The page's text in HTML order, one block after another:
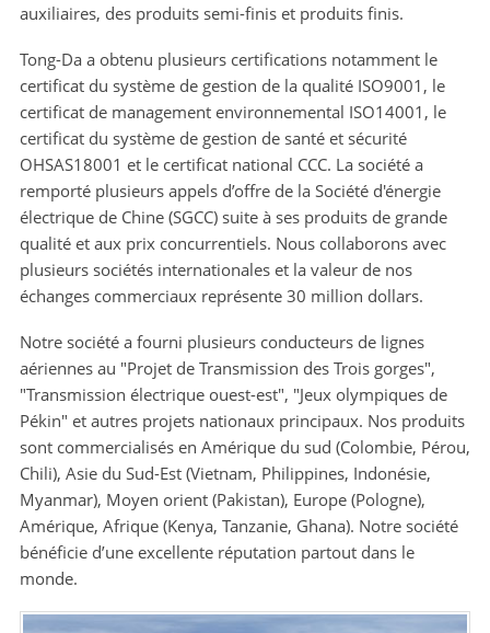
auxiliaires, des produits semi-finis et produits finis.
Tong-Da a obtenu plusieurs certifications notamment le
certificat du système de gestion de la qualité ISO9001, le
certificat de management environnemental ISO14001, le
certificat du système de gestion de santé et sécurité
OHSAS18001 et le certificat national CCC. La société a
remporté plusieurs appels d’offre de la Société d'énergie
électrique de Chine (SGCC) suite à ses produits de grande
qualité et aux prix concurrentiels. Nous collaborons avec
plusieurs sociétés internationales et la valeur de nos
échanges commerciaux représente 30 million dollars.
Notre société a fourni plusieurs conducteurs de lignes
aériennes au "Projet de Transmission des Trois gorges",
"Transmission électrique ouest-est", "Jeux olympiques de
Pékin" et autres projets nationaux principaux. Nos produits
sont commercialisés en Amérique du sud (Colombie, Pérou,
Chili), Asie du Sud-Est (Vietnam, Philippines, Indonésie,
Myanmar), Moyen orient (Pakistan), Europe (Pologne),
Amérique, Afrique (Kenya, Tanzanie, Ghana). Notre société
bénéficie d’une excellente réputation partout dans le
monde.